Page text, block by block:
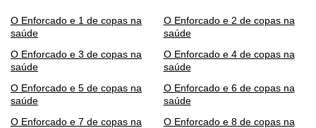
O Enforcado e 1 de copas na
saúde
O Enforcado e 2 de copas na
saúde
O Enforcado e 3 de copas na
saúde
O Enforcado e 4 de copas na
saúde
O Enforcado e 5 de copas na
saúde
O Enforcado e 6 de copas na
saúde
O Enforcado e 7 de copas na
O Enforcado e 8 de copas na